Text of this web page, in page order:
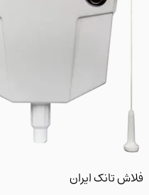
تانک ایران